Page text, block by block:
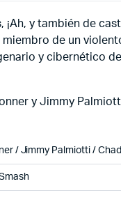
y también de
de un
y cibernético
y Jimmy
/ Jimmy Palmiotti /